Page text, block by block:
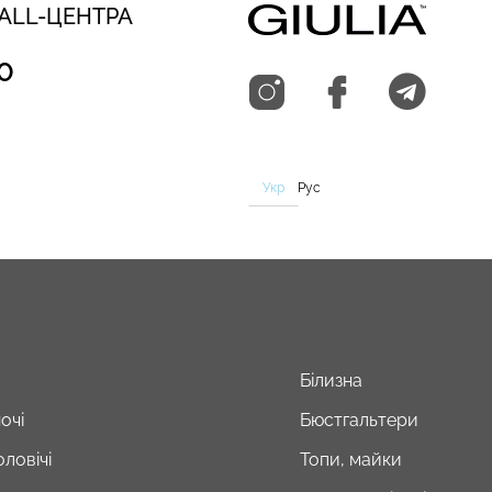
ЦЕНТРА
Укр Рус
Білизна
Бюстгальтери
Топи, майки